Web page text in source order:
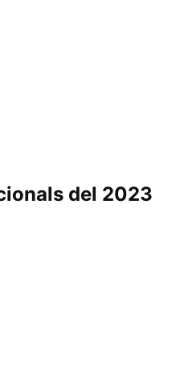
del 2023